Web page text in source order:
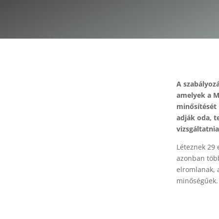
A
amelyek a
minősítését
adják oda,
Léteznek 29
azonban
elromlanak,
minőségűek.